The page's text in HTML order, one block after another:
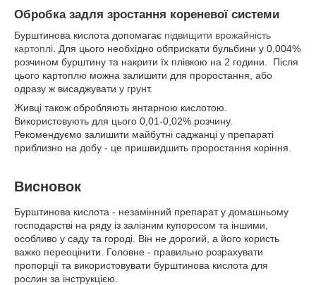
Обробка задля зростання кореневої системи
Бурштинова кислота допомагає підвищити врожайність
картоплі. Для цього необхідно обприскати бульбини у 0,004%
розчином бурштину та накрити їх плівкою на 2 години. Після
цього картоплю можна залишити для проростання, або
одразу ж висаджувати у грунт.
Живці також обробляють янтарною кислотою.
Використовують для цього 0,01-0,02% розчину.
Рекомендуємо залишити майбутні саджанці у препараті
приблизно на добу - це пришвидшить проростання коріння.
Висновок
Бурштинова кислота - незамінний препарат у домашньому
господарстві на ряду із залізним купоросом та іншими,
особливо у саду та городі. Він не дорогий, а його користь
важко переоцінити. Головне - правильно розрахувати
пропорції та використовувати бурштинова кислота для
рослин за інструкцією.